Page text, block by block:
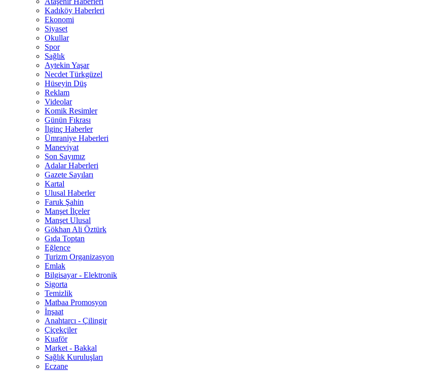
Kadıköy Haberleri
Ekonomi
Siyaset
Okullar
Spor
Sağlık
Aytekin Yaşar
Necdet Türkgüzel
Hüseyin Düş
Reklam
Videolar
Komik Resimler
Günün Fıkrası
İlginç Haberler
Ümraniye Haberleri
Maneviyat
Son Sayımız
Adalar Haberleri
Gazete Sayıları
Kartal
Ulusal Haberler
Faruk Şahin
Manşet İlçeler
Manşet Ulusal
Gökhan Ali Öztürk
Gıda Toptan
Eğlence
Turizm Organizasyon
Emlak
Bilgisayar - Elektronik
Sigorta
Temizlik
Matbaa Promosyon
İnşaat
Anahtarcı - Çilingir
Çiçekçiler
Kuaför
Market - Bakkal
Sağlık Kuruluşları
Eczane